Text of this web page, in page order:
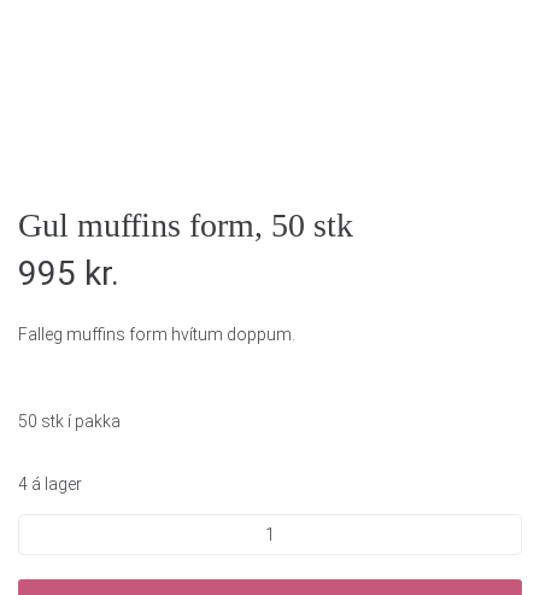
Gul muffins form, 50 stk
995 kr.
Falleg muffins form hvítum doppum.
50 stk í pakka
4 á lager